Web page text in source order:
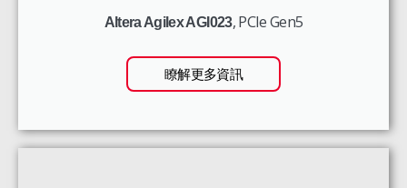
Altera Agilex AGI023, PCIe Gen5
瞭解更多資訊